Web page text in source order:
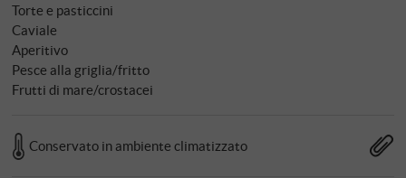
Torte e pasticcini
Caviale
Aperitivo
Pesce alla griglia/fritto
Frutti di mare/crostacei
Conservato in ambiente climatizzato